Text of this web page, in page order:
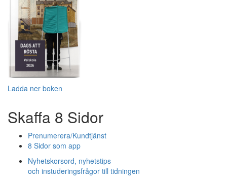
Ladda ner boken
Skaffa 8 Sidor
Prenumerera/Kundtjänst
8 Sidor som app
Nyhetskorsord, nyhetstips
och instuderingsfrågor till tidningen